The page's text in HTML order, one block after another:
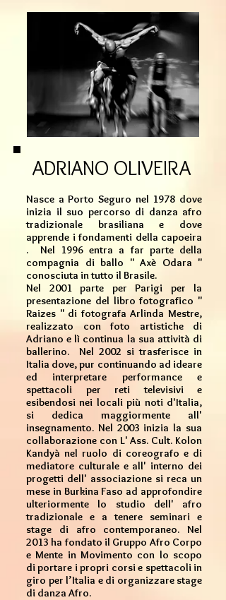
ADRIANO OLIVEIRA
Nasce a Porto Seguro nel 1978 dove
inizia il suo percorso di danza afro
tradizionale brasiliana e dove
apprende i fondamenti della capoeira
. Nel 1996 entra a far parte della
compagnia di ballo " Axè Odara "
conosciuta in tutto il Brasile.
Nel 2001 parte per Parigi per la
presentazione del libro fotografico "
Raizes " di fotografa Arlinda Mestre,
realizzato con foto artistiche di
Adriano e lì continua la sua attività di
ballerino. Nel 2002 si trasferisce in
Italia dove, pur continuando ad ideare
ed interpretare performance e
spettacoli per reti televisivi e
esibendosi nei locali più noti d'Italia,
si dedica maggiormente all'
insegnamento. Nel 2003 inizia la sua
collaborazione con L' Ass. Cult. Kolon
Kandyà nel ruolo di coreografo e di
mediatore culturale e all' interno dei
progetti dell' associazione si reca un
mese in Burkina Faso ad approfondire
ulteriormente lo studio dell' afro
tradizionale e a tenere seminari e
stage di afro contemporaneo. Nel
2013 ha fondato il Gruppo Afro Corpo
e Mente in Movimento con lo scopo
di portare i propri corsi e spettacoli in
giro per l’Italia e di organizzare stage
di danza Afro.